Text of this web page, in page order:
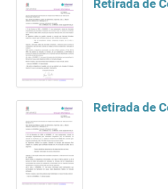
Retirada de
Retirada de